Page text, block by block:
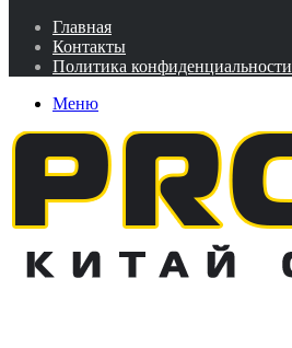
Главная
Контакты
Политика конфиденциальности
Меню